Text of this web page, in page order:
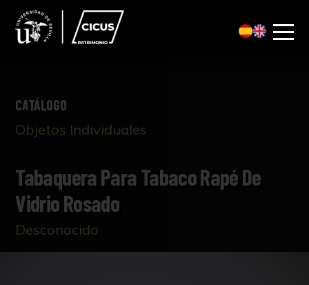
CATÁLOGO
Objetos Individuales
Tabaquera Para Tabaco Rapé De
Vidrio Rosado
Desconocido